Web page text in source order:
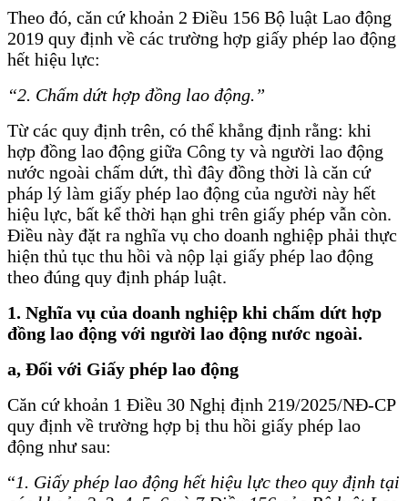
Theo đó, căn cứ khoản 2 Điều 156 Bộ luật Lao động
2019 quy định về các trường hợp giấy phép lao động
hết hiệu lực:
“2. Chấm dứt hợp đồng lao động.”
Từ các quy định trên, có thể khẳng định rằng: khi
hợp đồng lao động giữa Công ty và người lao động
nước ngoài chấm dứt, thì đây đồng thời là căn cứ
pháp lý làm giấy phép lao động của người này hết
hiệu lực, bất kể thời hạn ghi trên giấy phép vẫn còn.
Điều này đặt ra nghĩa vụ cho doanh nghiệp phải thực
hiện thủ tục thu hồi và nộp lại giấy phép lao động
theo đúng quy định pháp luật.
1. Nghĩa vụ của doanh nghiệp khi chấm dứt hợp
đồng lao động với người lao động nước ngoài.
a, Đối với Giấy phép lao động
Căn cứ khoản 1 Điều 30 Nghị định 219/2025/NĐ-CP
quy định về trường hợp bị thu hồi giấy phép lao
động như sau:
“1. Giấy phép lao động hết hiệu lực theo quy định tại